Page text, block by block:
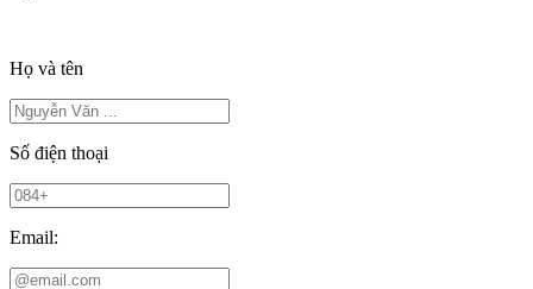
Họ và tên
Số điện thoại
Email: